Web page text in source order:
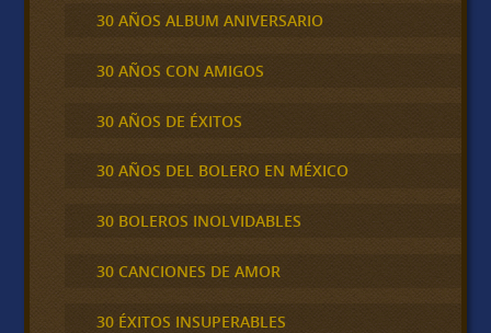
30 AÑOS ALBUM ANIVERSARIO
30 AÑOS CON AMIGOS
30 AÑOS DE ÉXITOS
30 AÑOS DEL BOLERO EN MÉXICO
30 BOLEROS INOLVIDABLES
30 CANCIONES DE AMOR
30 ÉXITOS INSUPERABLES